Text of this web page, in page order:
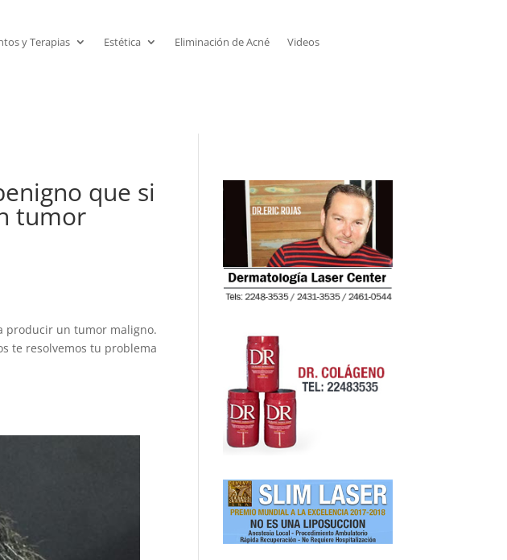
y Terapias Estética Eliminación de Acné
Videos
que si
tumor
producir un tumor maligno.
te resolvemos tu problema